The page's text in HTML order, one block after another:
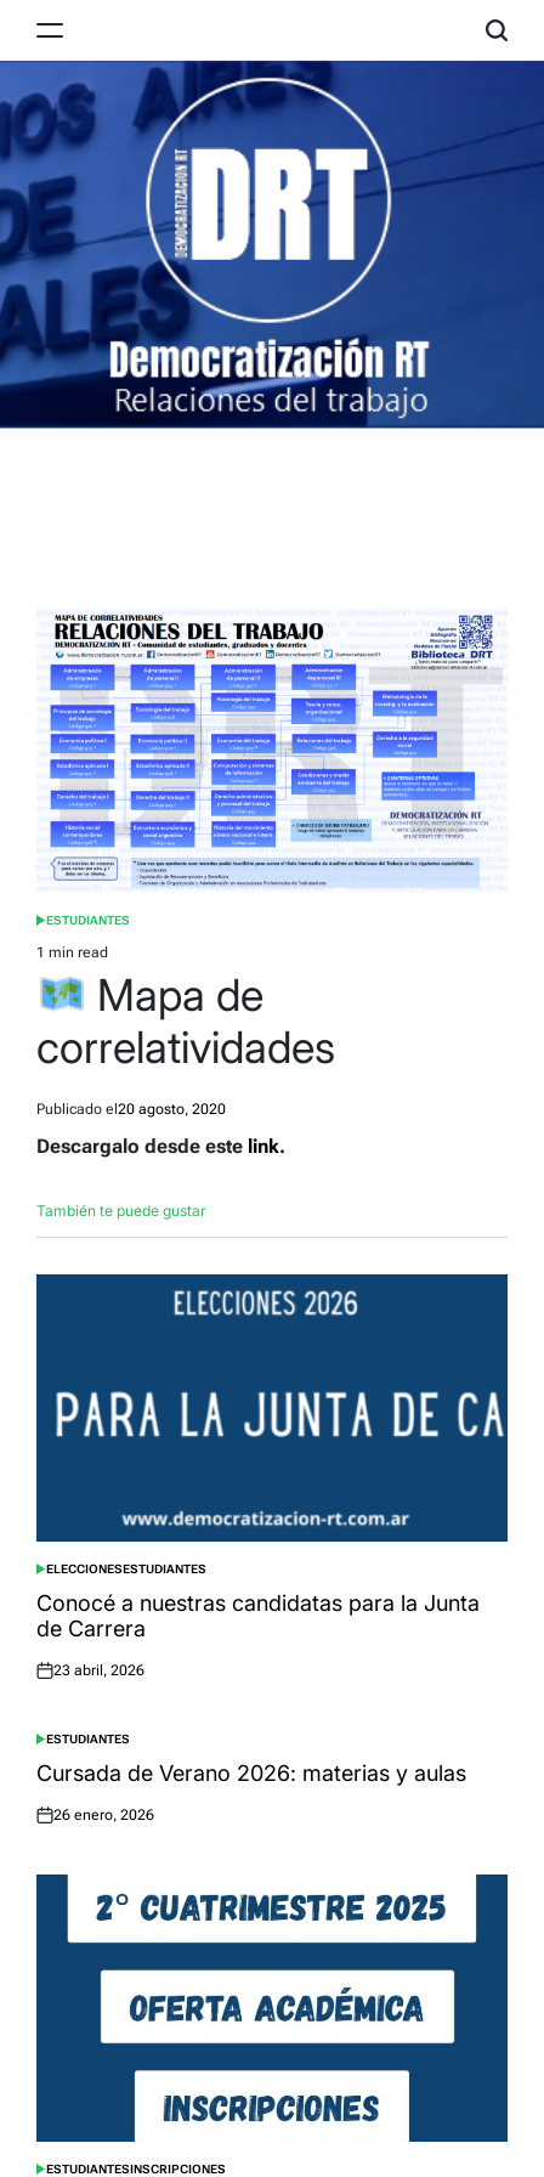
RT
POSTED
IN
ESTUDIANTES
Estimated
read
time
1 min read
Mapa de
correlatividades
Publicado el20 agosto, 2020
Descargalo desde este link.
También te puede gustar
POSTED
IN
ELECCIONESESTUDIANTES
Conocé a nuestras candidatas para la Junta
de Carrera
Posted
23 abril, 2026
POSTED
IN
ESTUDIANTES
Cursada de Verano 2026: materias y aulas
Posted
26 enero, 2026
ESTUDIANTESINSCRIPCIONES